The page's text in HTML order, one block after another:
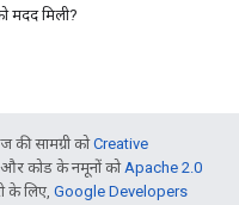
मदद मिली?
सामग्री कोCreative
कोड के नमूनों कोApache 2.0
के लिए, Google Developers